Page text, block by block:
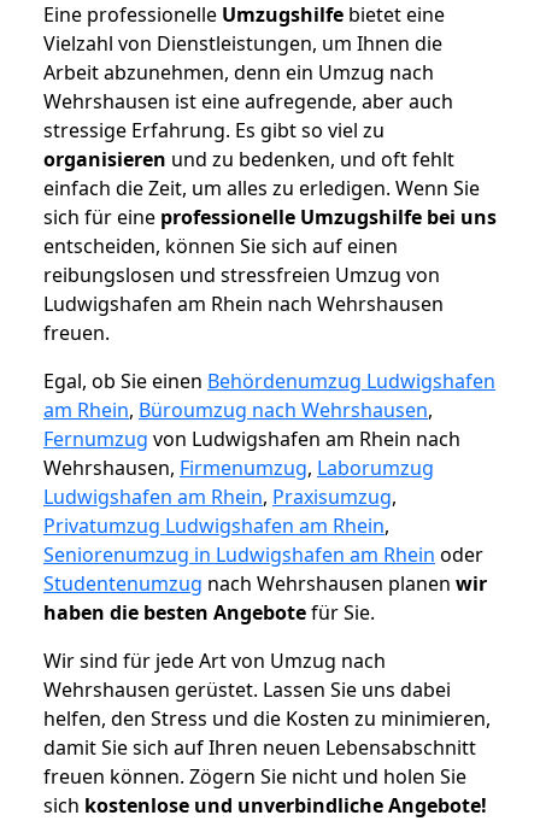
Eine professionelle Umzugshilfe bietet eine
Vielzahl von Dienstleistungen, um Ihnen die
Arbeit abzunehmen, denn ein Umzug nach
Wehrshausen ist eine aufregende, aber auch
stressige Erfahrung. Es gibt so viel zu
organisieren und zu bedenken, und oft fehlt
einfach die Zeit, um alles zu erledigen. Wenn Sie
sich für eine professionelle Umzugshilfe bei uns
entscheiden, können Sie sich auf einen
reibungslosen und stressfreien Umzug von
Ludwigshafen am Rhein nach Wehrshausen
freuen.
Egal, ob Sie einen Behördenumzug Ludwigshafen
am Rhein, Büroumzug nach Wehrshausen,
Fernumzug von Ludwigshafen am Rhein nach
Wehrshausen, Firmenumzug, Laborumzug
Ludwigshafen am Rhein, Praxisumzug,
Privatumzug Ludwigshafen am Rhein,
Seniorenumzug in Ludwigshafen am Rhein oder
Studentenumzug nach Wehrshausen planen wir
haben die besten Angebotefür Sie.
Wir sind für jede Art von Umzug nach
Wehrshausen gerüstet. Lassen Sie uns dabei
helfen, den Stress und die Kosten zu minimieren,
damit Sie sich auf Ihren neuen Lebensabschnitt
freuen können. Zögern Sie nicht und holen Sie
sich kostenlose und unverbindliche Angebote!